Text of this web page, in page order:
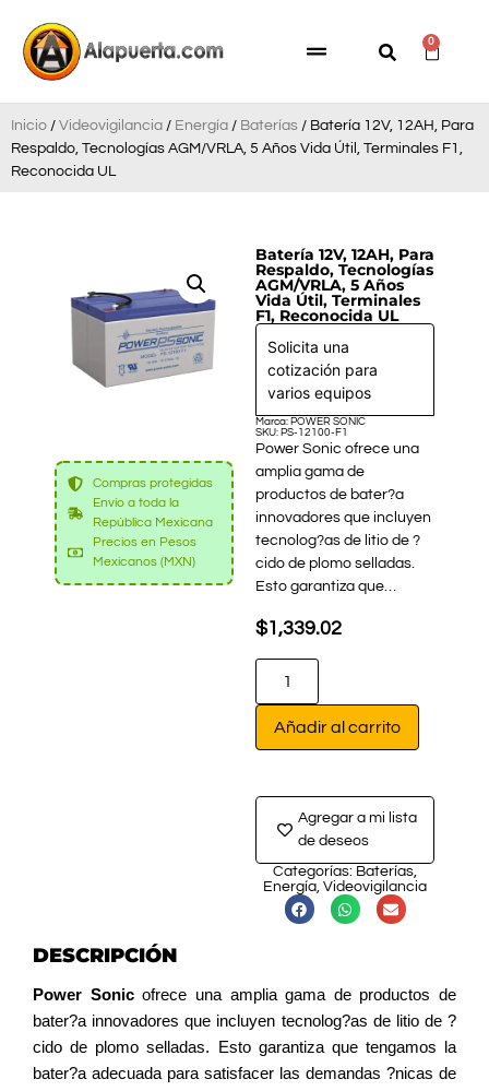
0
Inicio / Videovigilancia / Energía / Baterías / Batería 12V, 12AH, Para
Respaldo, Tecnologías AGM/VRLA, 5 Años Vida Útil, Terminales F1,
Reconocida UL
Compras protegidas
Envío a toda la
República Mexicana
Precios en Pesos
Mexicanos (MXN)
Batería 12V, 12AH, Para
Respaldo, Tecnologías
AGM/VRLA, 5 Años
Vida Útil, Terminales
F1, Reconocida UL
Solicita una
cotización para
varios equipos
Marca: POWER SONIC
SKU: PS-12100-F1
Power Sonic ofrece una
amplia gama de
productos de bater?a
innovadores que incluyen
tecnolog?as de litio de ?
cido de plomo selladas.
Esto garantiza que…
$1,339.02
Añadir al carrito
Agregar a mi lista
de deseos
Categorías: Baterías,
Energía, Videovigilancia
DESCRIPCIÓN
Power Sonicofrece una amplia gama de productos de
bater?a innovadores que incluyen tecnolog?as de litio de ?
cido de plomo selladas. Esto garantiza que tengamos la
bater?a adecuada para satisfacer las demandas ?nicas de